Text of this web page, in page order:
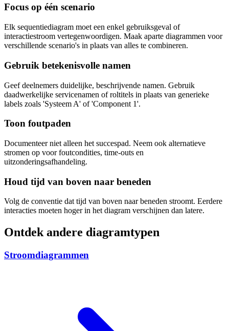
Focus op één scenario
Elk sequentiediagram moet een enkel gebruiksgeval of
interactiestroom vertegenwoordigen. Maak aparte diagrammen voor
verschillende scenario's in plaats van alles te combineren.
Gebruik betekenisvolle namen
Geef deelnemers duidelijke, beschrijvende namen. Gebruik
daadwerkelijke servicenamen of roltitels in plaats van generieke
labels zoals 'Systeem A' of 'Component 1'.
Toon foutpaden
Documenteer niet alleen het succespad. Neem ook alternatieve
stromen op voor foutcondities, time-outs en
uitzonderingsafhandeling.
Houd tijd van boven naar beneden
Volg de conventie dat tijd van boven naar beneden stroomt. Eerdere
interacties moeten hoger in het diagram verschijnen dan latere.
Ontdek andere diagramtypen
Stroomdiagrammen